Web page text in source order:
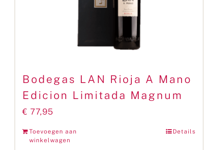
Bodegas LAN Rioja A Mano
Edicion Limitada Magnum
€ 77,95
Toevoegen aan
winkelwagen
Details